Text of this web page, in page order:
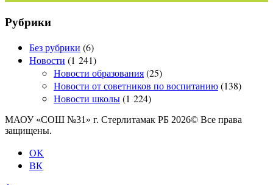
Рубрики
Без рубрики (6)
Новости (1 241)
Новости образования(25)
Новости от советников по воспитанию(138)
Новости школы(1 224)
МАОУ «СОШ №31» г. Стерлитамак РБ 2026© Все права
защищены.
OK
ВК